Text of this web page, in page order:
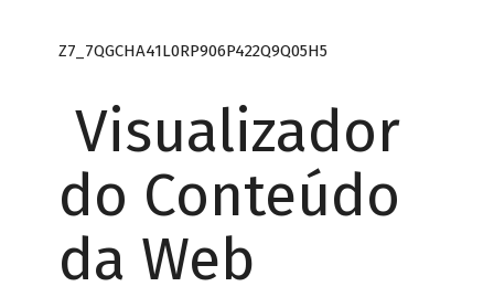
Z7_7QGCHA41L0RP906P422Q9Q05H5
Visualizador
do Conteúdo
da Web